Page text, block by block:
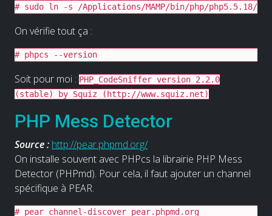
# sudo ln -s /Applications/MAMP/bin/php/php5.5.18/
On vérifie tout ça :
# phpcs --version
Soit pour moi : PHP_CodeSniffer version 2.2.0
(stable) by Squiz (http://www.squiz.net)
PHP Mess Detector
Source : http://pear.phpmd.org/
On installe souvent avec PHPcs la librairie PHP Mess
Detector (PHPmd). Pour cela, il faut ajouter un channel
spécifique à PEAR.
# pear channel-discover pear.phpmd.org